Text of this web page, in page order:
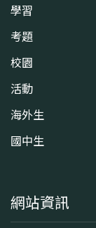
學習
考題
校園
活動
海外生
國中生
網站資訊